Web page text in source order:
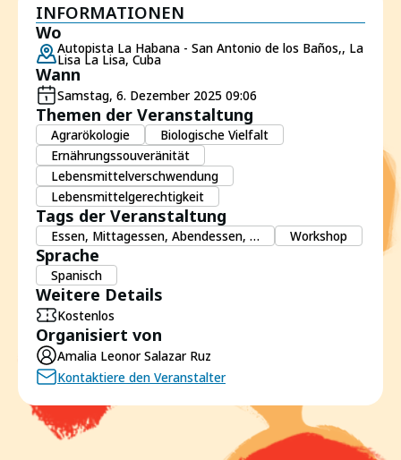
INFORMATIONEN
Wo
Autopista La Habana - San Antonio de los Baños,, La
Lisa La Lisa, Cuba
Wann
Samstag, 6. Dezember 2025 09:06
Themen der Veranstaltung
Agrarökologie
Biologische Vielfalt
Ernährungssouveränität
Lebensmittelverschwendung
Lebensmittelgerechtigkeit
Tags der Veranstaltung
Essen, Mittagessen, Abendessen, … Workshop
Sprache
Spanisch
Weitere Details
Kostenlos
Organisiert von
Amalia Leonor Salazar Ruz
Kontaktiere den Veranstalter